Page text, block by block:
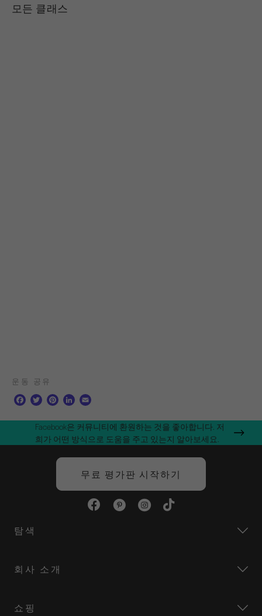
모든 클래스
운동 공유
F
c
b
T
i
t
t
P
n
t
e
r
t
L
n
k
e
d
a
i
l
Facebook은 커뮤니티에 환원하는 것을 좋아합니다. 저
희가 어떤 방식으로 도움을 주고 있는지 알아보세요.
무료 평가판 시작하기
탐색
회사 소개
쇼핑